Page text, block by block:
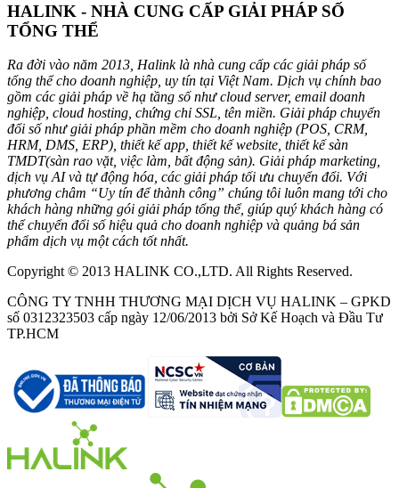
HALINK - NHÀ CUNG CẤP GIẢI PHÁP SỐ
TỔNG THỂ
Ra đời vào năm 2013, Halink là nhà cung cấp các giải pháp số
tổng thể cho doanh nghiệp, uy tín tại Việt Nam. Dịch vụ chính bao
gồm các giải pháp về hạ tầng số như cloud server, email doanh
nghiệp, cloud hosting, chứng chỉ SSL, tên miền. Giải pháp chuyển
đổi số như giải pháp phần mềm cho doanh nghiệp (POS, CRM,
HRM, DMS, ERP), thiết kế app, thiết kế website, thiết kế sàn
TMDT(sàn rao vặt, việc làm, bất động sản). Giải pháp marketing,
dịch vụ AI và tự động hóa, các giải pháp tối ưu chuyển đổi. Với
phương châm “Uy tín để thành công” chúng tôi luôn mang tới cho
khách hàng những gói giải pháp tổng thể, giúp quý khách hàng có
thể chuyển đổi số hiệu quả cho doanh nghiệp và quảng bá sản
phẩm dịch vụ một cách tốt nhất.
Copyright © 2013 HALINK CO.,LTD. All Rights Reserved.
CÔNG TY TNHH THƯƠNG MẠI DỊCH VỤ HALINK – GPKD
số 0312323503 cấp ngày 12/06/2013 bởi Sở Kế Hoạch và Đầu Tư
TP.HCM